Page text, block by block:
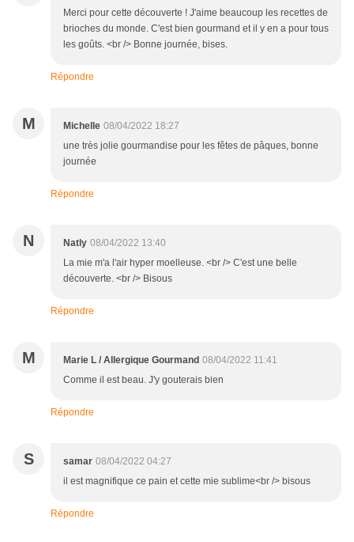
Merci pour cette découverte ! J'aime beaucoup les recettes de
brioches du monde. C'est bien gourmand et il y en a pour tous
les goûts. <br /> Bonne journée, bises.
Répondre
M Michelle 08/04/2022 18:27
une très jolie gourmandise pour les fêtes de pâques, bonne
journée
Répondre
N Natly 08/04/2022 13:40
La mie m'a l'air hyper moelleuse. <br /> C'est une belle
découverte. <br /> Bisous
Répondre
M Marie L / Allergique Gourmand 08/04/2022 11:41
Comme il est beau. J'y gouterais bien
Répondre
S samar 08/04/2022 04:27
il est magnifique ce pain et cette mie sublime<br /> bisous
Répondre